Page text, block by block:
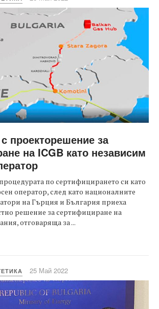
проекторешение за
на ICGB като независим
по сертифицирането си като
оператор, след като националните
на Гърция и България приеха
решение за сертифициране на
отговаряща за ...
25 Май 2022